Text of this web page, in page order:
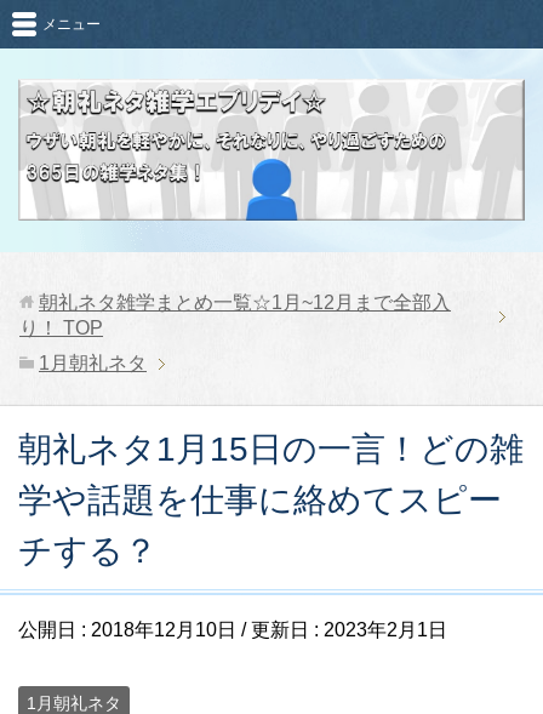
メニュー
朝礼ネタ雑学まとめ一覧☆1月~12月まで全部入
り！
TOP
1月朝礼ネタ
朝礼ネタ1月15日の一言！どの雑
学や話題を仕事に絡めてスピー
チする？
公開日 : 2018年12月10日 / 更新日 : 2023年2月1日
1月朝礼ネタ